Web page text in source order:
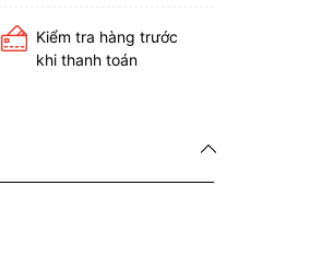
Kiểm tra hàng trước
khi thanh toán